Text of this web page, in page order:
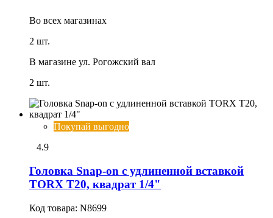
Во всех магазинах
2 шт.
В магазине ул. Рогожский вал
2 шт.
Покупай выгодно
4.9
Головка Snap-on с удлиненной вставкой
TORX T20, квадрат 1/4"
Код товара: N8699